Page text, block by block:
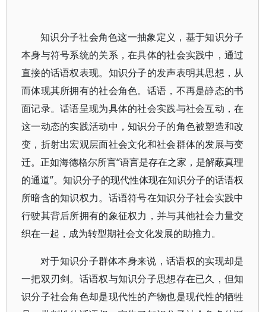
知识分子社会角色这一抽象定义，基于知识分子
本身与符号系统的关系，在具体的社会实践中，通过
直接的话语权表现。知识分子的发声表明其思想，从
而体现其所拥有的社会角色。话语，不再是静态的书
面记录。话语呈现为具体的社会实践与社会互动，在
这一动态的实践活动中，知识分子的角色被塑造和改
变，折射出宏观层面社会文化和社会群体的发展与变
迁。正如海德格尔所言“语言是存在之家，是解蔽真理
的通道”。知识分子的现代性体现在知识分子的话语权
所暗含的知识权力。话语符号在知识分子社会实践中
行驶其背后所拥有的象征权力，并与其他社会力量交
织在一起，成为转型期社会文化发展的助推力。
对于知识分子群体本身来说，话语权的实现却是
一把双刃剑。话语权与知识分子思想存在已久，但知
识分子社会角色却是现代性的产物也是现代性的牺牲